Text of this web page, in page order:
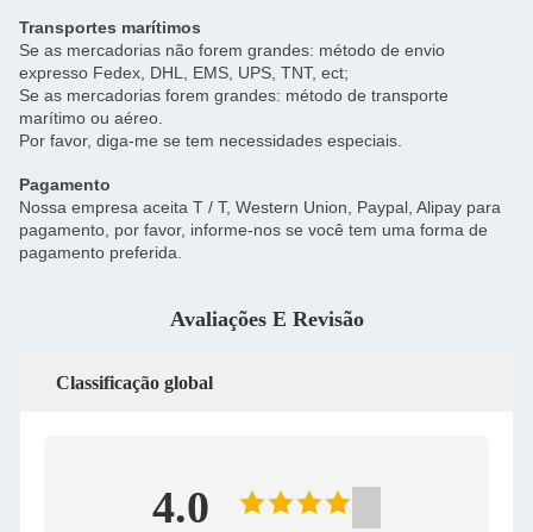
Transportes marítimos
Se as mercadorias não forem grandes: método de envio
expresso Fedex, DHL, EMS, UPS, TNT, ect;
Se as mercadorias forem grandes: método de transporte
marítimo ou aéreo.
Por favor, diga-me se tem necessidades especiais.
Pagamento
Nossa empresa aceita T / T, Western Union, Paypal, Alipay para
pagamento, por favor, informe-nos se você tem uma forma de
pagamento preferida.
Avaliações E Revisão
Classificação global
4.0